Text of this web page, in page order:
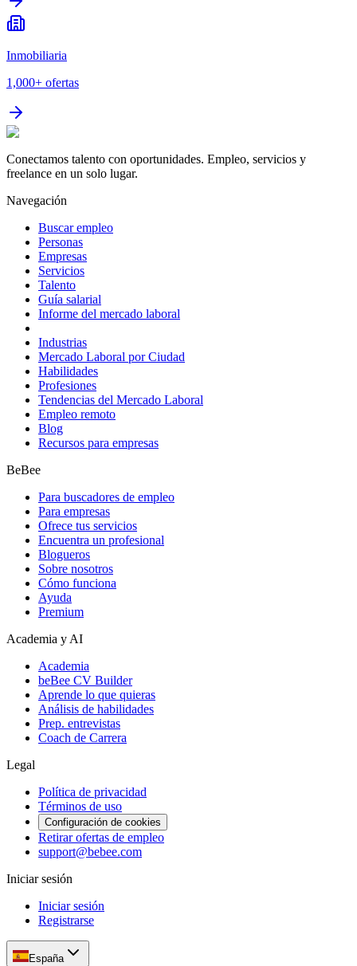
Inmobiliaria
1,000+ ofertas
Conectamos talento con oportunidades. Empleo, servicios y
freelance en un solo lugar.
Navegación
Buscar empleo
Personas
Empresas
Servicios
Talento
Guía salarial
Informe del mercado laboral
Industrias
Mercado Laboral por Ciudad
Habilidades
Profesiones
Tendencias del Mercado Laboral
Empleo remoto
Blog
Recursos para empresas
BeBee
Para buscadores de empleo
Para empresas
Ofrece tus servicios
Encuentra un profesional
Blogueros
Sobre nosotros
Cómo funciona
Ayuda
Premium
Academia y AI
Academia
beBee CV Builder
Aprende lo que quieras
Análisis de habilidades
Prep. entrevistas
Coach de Carrera
Legal
Política de privacidad
Términos de uso
Configuración de cookies
Retirar ofertas de empleo
support@bebee.com
Iniciar sesión
Iniciar sesión
Registrarse
España